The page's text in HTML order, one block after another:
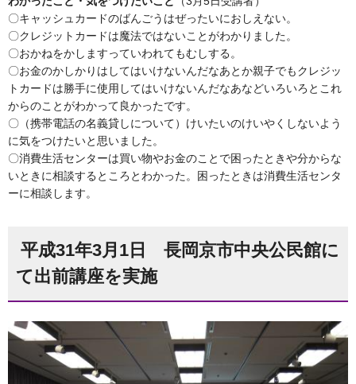
〇キャッシュカードのばんごうはぜったいにおしえない。
〇クレジットカードは魔法ではないことがわかりました。
〇おかねをかしますっていわれてもむしする。
〇お金のかしかりはしてはいけないんだなあとか親子でもクレジッ
トカードは勝手に使用してはいけないんだなあなどいろいろとこれ
からのことがわかって良かったです。
〇（携帯電話の名義貸しについて）けいたいのけいやくしないよう
に気をつけたいと思いました。
〇消費生活センターは買い物やお金のことで困ったときや分からな
いときに相談するところとわかった。困ったときは消費生活センタ
ーに相談します。
平成31年3月1日 長岡京市中央公民館に
て出前講座を実施